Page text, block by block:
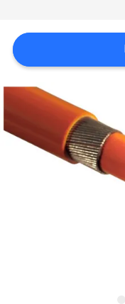
NOUVELLES
BLOG
DEMANDE